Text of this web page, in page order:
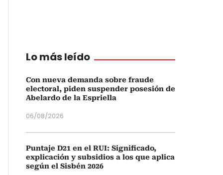
Lo más leído
Con nueva demanda sobre fraude
electoral, piden suspender posesión de
Abelardo de la Espriella
06/08/2026
Puntaje D21 en el RUI: Significado,
explicación y subsidios a los que aplica
según el Sisbén 2026